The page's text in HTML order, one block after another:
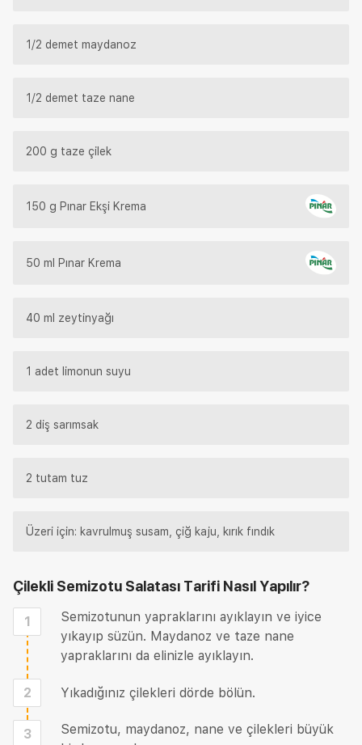
1/2 demet maydanoz
1/2 demet taze nane
200 g taze çilek
150 g Pınar Ekşi Krema
50 ml Pınar Krema
40 ml zeytinyağı
1 adet limonun suyu
2 diş sarımsak
2 tutam tuz
Üzeri için: kavrulmuş susam, çiğ kaju, kırık fındık
Çilekli Semizotu Salatası Tarifi Nasıl Yapılır?
1
Semizotunun yapraklarını ayıklayın ve iyice
yıkayıp süzün. Maydanoz ve taze nane
yapraklarını da elinizle ayıklayın.
2 Yıkadığınız çilekleri dörde bölün.
3
Semizotu, maydanoz, nane ve çilekleri büyük